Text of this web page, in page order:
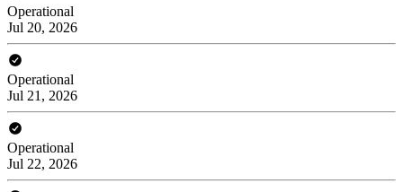
Operational
Jul 20, 2026
Operational
Jul 21, 2026
Operational
Jul 22, 2026